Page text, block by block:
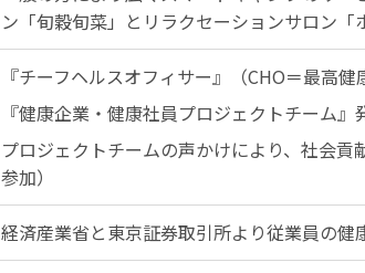
ン「旬穀旬菜」とリラクセーションサロン「
『チーフヘルスオフィサー』（CHO＝最高
『健康企業・健康社員プロジェクトチーム』
プロジェクトチームの声かけにより、社会
参加）
経済産業省と東京証券取引所より従業員の健